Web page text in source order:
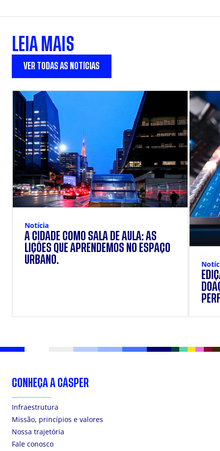
LEIA MAIS
VER TODAS AS NOTÍCIAS
Notícia
A CIDADE COMO SALA DE AULA: AS
LIÇÕES QUE APRENDEMOS NO ESPAÇO
URBANO.
CONHEÇA A CÁSPER
Infraestrutura
Missão, princípios e valores
Nossa trajetória
Fale conosco